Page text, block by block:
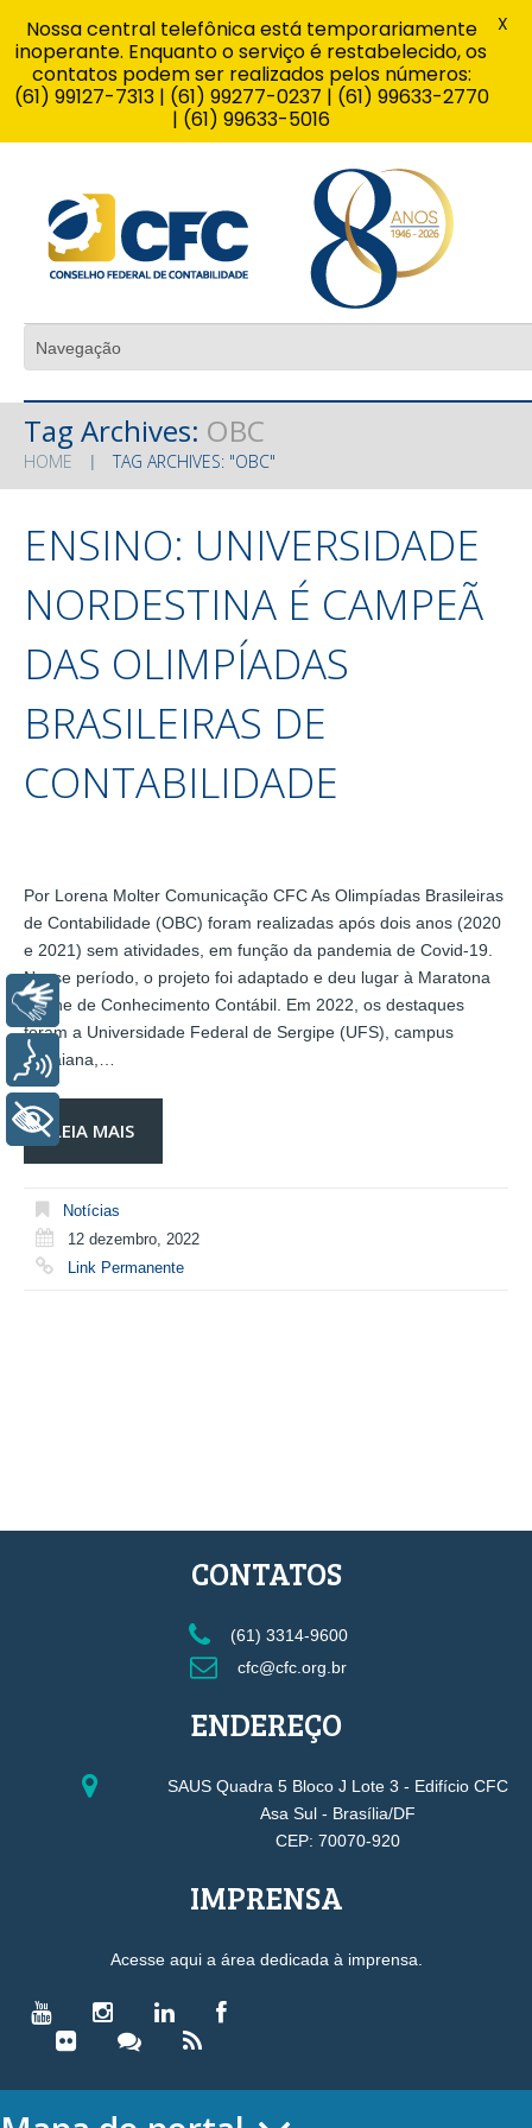
Tag Archives: OBC
HOME TAG ARCHIVES: "OBC"
ENSINO: UNIVERSIDADE
NORDESTINA É CAMPEÃ
DAS OLIMPÍADAS
BRASILEIRAS DE
CONTABILIDADE
Por Lorena Molter Comunicação CFC As Olimpíadas Brasileiras
de Contabilidade (OBC) foram realizadas após dois anos (2020
e 2021) sem atividades, em função da pandemia de Covid-19.
Nesse período, o projeto foi adaptado e deu lugar à Maratona
Online de Conhecimento Contábil. Em 2022, os destaques
foram a Universidade Federal de Sergipe (UFS), campus
Itabaiana,…
LEIA MAIS
Notícias
12 dezembro, 2022
Link Permanente
CONTATOS
(61) 3314-9600
cfc@cfc.org.br
ENDEREÇO
SAUS Quadra 5 Bloco J Lote 3 - Edifício CFC
Asa Sul - Brasília/DF
CEP: 70070-920
IMPRENSA
Acesse aqui a área dedicada à imprensa.
Nossa central telefônica está temporariamente
inoperante. Enquanto o serviço é restabelecido, os
contatos podem ser realizados pelos números:
(61) 99127-7313 | (61) 99277-0237 | (61) 99633-2770
| (61) 99633-5016
X
Libras
Voz